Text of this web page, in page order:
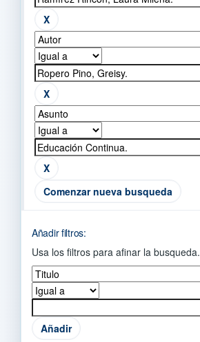
Comenzar nueva busqueda
Añadir filtros:
Usa los filtros para afinar la busqueda.